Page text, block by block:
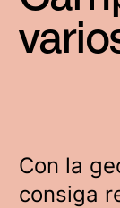
Con la
consiga